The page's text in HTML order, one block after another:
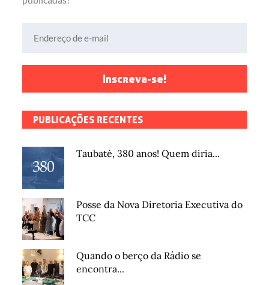
Inscreva-se!
PUBLICAÇÕES RECENTES
Taubaté, 380 anos! Quem diria...
Posse da Nova Diretoria Executiva do
TCC
Quando o berço da Rádio se
encontra...